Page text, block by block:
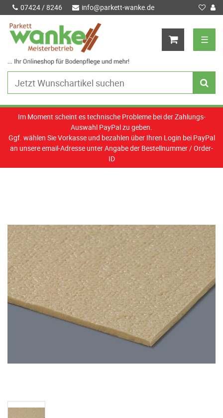
07424 / 8246 info@parkett-wanke.de
☰
Im Moment scheint es technische Probleme bei der Zahlungs-
Auswahl PayPal zu geben.
Ggf. wählen Sie Vorkasse und bezahlen über Ihren Login bei PayPal
an unsere email-Adresse unter Angabe der Bestellnummer / Order-
ID